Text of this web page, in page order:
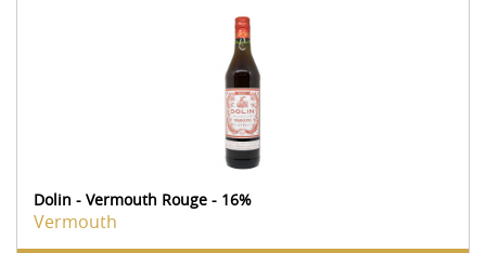
Dolin - Vermouth Rouge - 16%
Vermouth